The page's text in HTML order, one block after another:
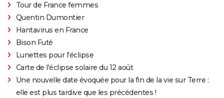
Tour de France femmes
Quentin Dumontier
Hantavirus en France
Bison Futé
Lunettes pour l'éclipse
Carte de l'éclipse solaire du 12 août
Une nouvelle date évoquée pour la fin de la vie sur Terre :
elle est plus tardive que les précédentes !